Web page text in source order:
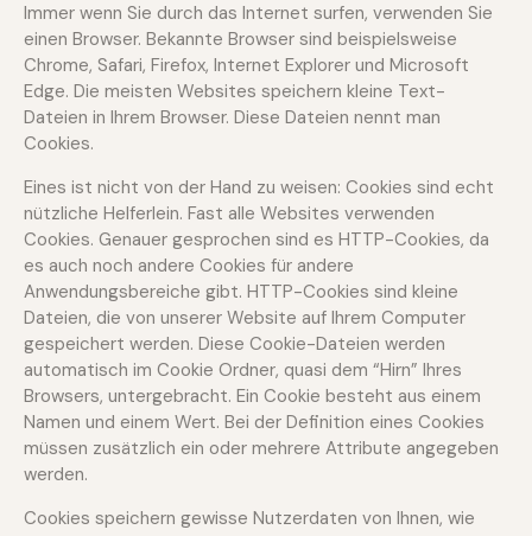
Immer wenn Sie durch das Internet surfen, verwenden Sie
einen Browser. Bekannte Browser sind beispielsweise
Chrome, Safari, Firefox, Internet Explorer und Microsoft
Edge. Die meisten Websites speichern kleine Text-
Dateien in Ihrem Browser. Diese Dateien nennt man
Cookies.
Eines ist nicht von der Hand zu weisen: Cookies sind echt
nützliche Helferlein. Fast alle Websites verwenden
Cookies. Genauer gesprochen sind es HTTP-Cookies, da
es auch noch andere Cookies für andere
Anwendungsbereiche gibt. HTTP-Cookies sind kleine
Dateien, die von unserer Website auf Ihrem Computer
gespeichert werden. Diese Cookie-Dateien werden
automatisch im Cookie Ordner, quasi dem “Hirn” Ihres
Browsers, untergebracht. Ein Cookie besteht aus einem
Namen und einem Wert. Bei der Definition eines Cookies
müssen zusätzlich ein oder mehrere Attribute angegeben
werden.
Cookies speichern gewisse Nutzerdaten von Ihnen, wie